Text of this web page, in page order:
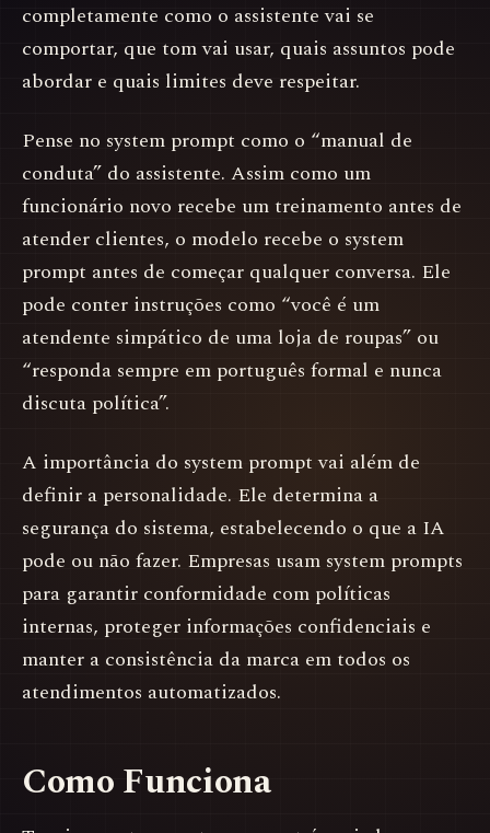
completamente como o assistente vai se
comportar, que tom vai usar, quais assuntos pode
abordar e quais limites deve respeitar.
Pense no system prompt como o “manual de
conduta” do assistente. Assim como um
funcionário novo recebe um treinamento antes de
atender clientes, o modelo recebe o system
prompt antes de começar qualquer conversa. Ele
pode conter instruções como “você é um
atendente simpático de uma loja de roupas” ou
“responda sempre em português formal e nunca
discuta política”.
A importância do system prompt vai além de
definir a personalidade. Ele determina a
segurança do sistema, estabelecendo o que a IA
pode ou não fazer. Empresas usam system prompts
para garantir conformidade com políticas
internas, proteger informações confidenciais e
manter a consistência da marca em todos os
atendimentos automatizados.
Como Funciona